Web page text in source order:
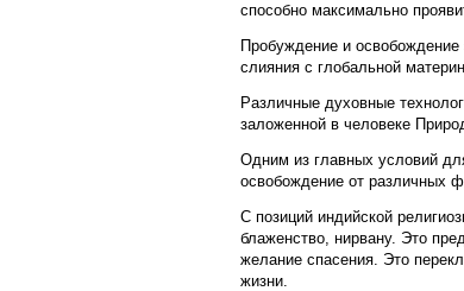
способно максимально
Пробуждение и освобождение
слияния с глобальной
Различные духовные
заложенной в человеке
Одним из главных условий
освобождение от различных
С позиций индийской
блаженство, нирвану. Это
желание спасения. Это
жизни.